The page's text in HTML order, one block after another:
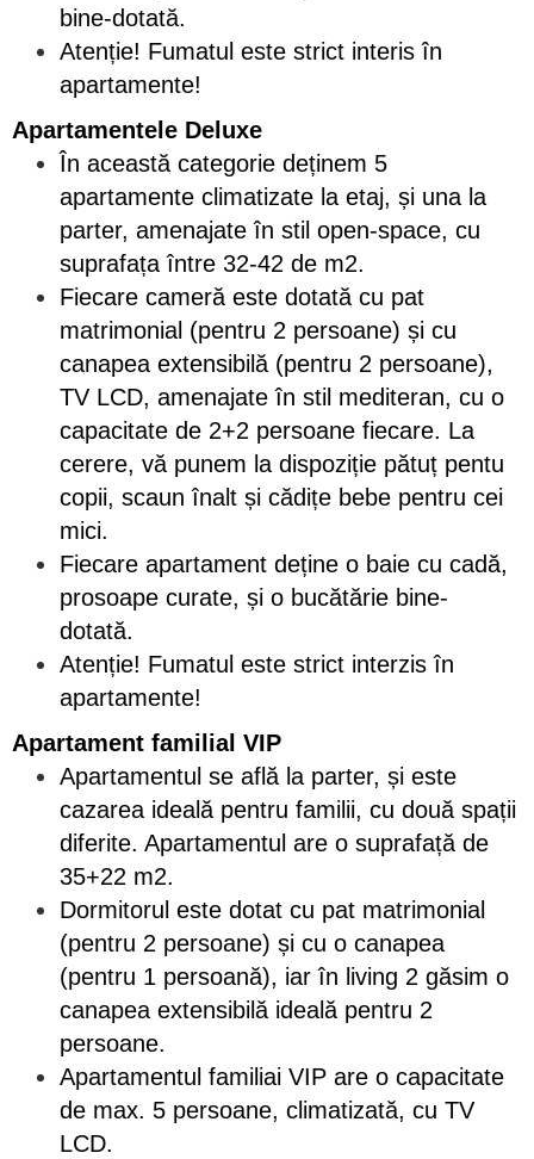
bine-dotată.
Atenție! Fumatul este strict interis în
apartamente!
Apartamentele Deluxe
În această categorie deținem 5
apartamente climatizate la etaj, și una la
parter, amenajate în stil open-space, cu
suprafața între 32-42 de m2.
Fiecare cameră este dotată cu pat
matrimonial (pentru 2 persoane) și cu
canapea extensibilă (pentru 2 persoane),
TV LCD, amenajate în stil mediteran, cu o
capacitate de 2+2 persoane fiecare. La
cerere, vă punem la dispoziție pătuț pentu
copii, scaun înalt și cădițe bebe pentru cei
mici.
Fiecare apartament deține o baie cu cadă,
prosoape curate, și o bucătărie bine-
dotată.
Atenție! Fumatul este strict interzis în
apartamente!
Apartament familial VIP
Apartamentul se află la parter, și este
cazarea ideală pentru familii, cu două spații
diferite. Apartamentul are o suprafață de
35+22 m2.
Dormitorul este dotat cu pat matrimonial
(pentru 2 persoane) și cu o canapea
(pentru 1 persoană), iar în living 2 găsim o
canapea extensibilă ideală pentru 2
persoane.
Apartamentul familiai VIP are o capacitate
de max. 5 persoane, climatizată, cu TV
LCD.